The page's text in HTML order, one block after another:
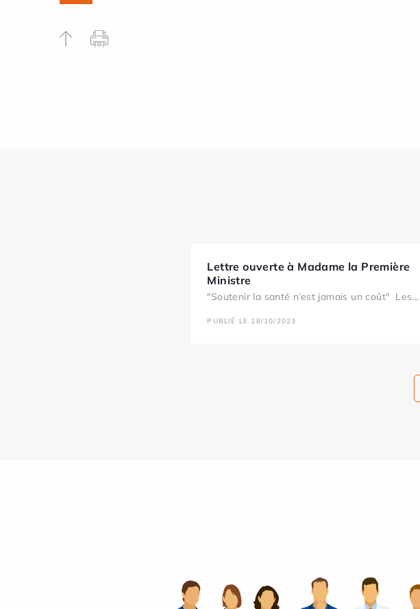
Lettre ouverte à Madame la Première
Ministre
"Soutenir la santé n’est jamais un coût" Les...
PUBLIÉ LE 18/10/2023